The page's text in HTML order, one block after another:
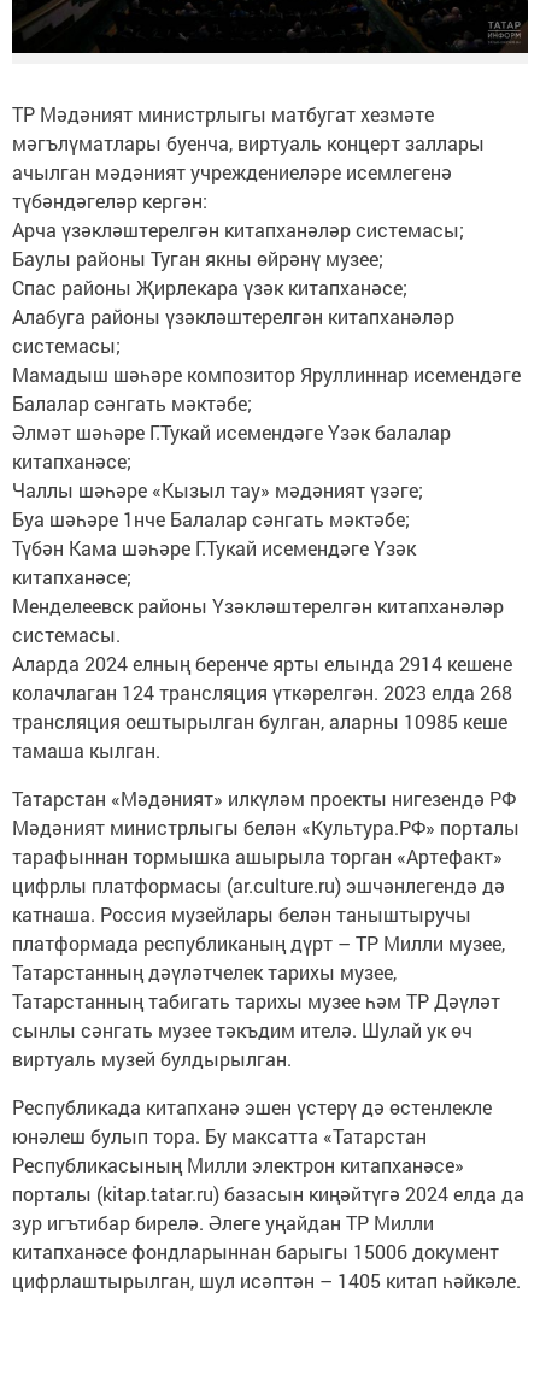
ТР Мәдәният министрлыгы матбугат хезмәте
мәгълүматлары буенча, виртуаль концерт заллары
ачылган мәдәният учреждениеләре исемлегенә
түбәндәгеләр кергән:
Арча үзәкләштерелгән китапханәләр системасы;
Баулы районы Туган якны өйрәнү музее;
Спас районы Җирлекара үзәк китапханәсе;
Алабуга районы үзәкләштерелгән китапханәләр
системасы;
Мамадыш шәһәре композитор Яруллиннар исемендәге
Балалар сәнгать мәктәбе;
Әлмәт шәһәре Г.Тукай исемендәге Үзәк балалар
китапханәсе;
Чаллы шәһәре «Кызыл тау» мәдәният үзәге;
Буа шәһәре 1нче Балалар сәнгать мәктәбе;
Түбән Кама шәһәре Г.Тукай исемендәге Үзәк
китапханәсе;
Менделеевск районы Үзәкләштерелгән китапханәләр
системасы.
Аларда 2024 елның беренче ярты елында 2914 кешене
колачлаган 124 трансляция үткәрелгән. 2023 елда 268
трансляция оештырылган булган, аларны 10985 кеше
тамаша кылган.
Татарстан «Мәдәният» илкүләм проекты нигезендә РФ
Мәдәният министрлыгы белән «Культура.РФ» порталы
тарафыннан тормышка ашырыла торган «Артефакт»
цифрлы платформасы (ar.culture.ru) эшчәнлегендә дә
катнаша. Россия музейлары белән таныштыручы
платформада республиканың дүрт – ТР Милли музее,
Татарстанның дәүләтчелек тарихы музее,
Татарстанның табигать тарихы музее һәм ТР Дәүләт
сынлы сәнгать музее тәкъдим ителә. Шулай ук өч
виртуаль музей булдырылган.
Республикада китапханә эшен үстерү дә өстенлекле
юнәлеш булып тора. Бу максатта «Татарстан
Республикасының Милли электрон китапханәсе»
порталы (kitap.tatar.ru) базасын киңәйтүгә 2024 елда да
зур игътибар бирелә. Әлеге уңайдан ТР Милли
китапханәсе фондларыннан барыгы 15006 документ
цифрлаштырылган, шул исәптән – 1405 китап һәйкәле.